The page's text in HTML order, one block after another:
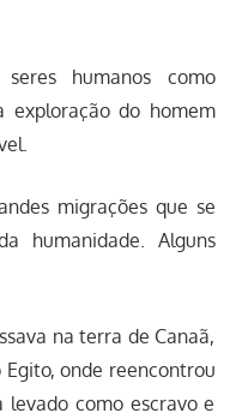
humanos como
exploração do homem
migrações que se
humanidade. Alguns
na terra de Canaã,
Egito, onde reencontrou
levado como escravo e